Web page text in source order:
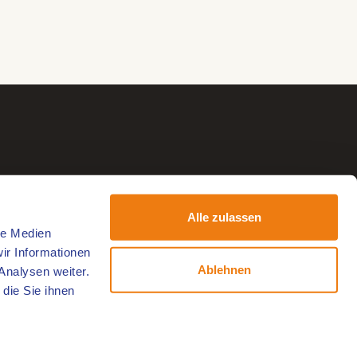
Medien
Informationen
weiter.
Sie ihnen
Alle zulassen
Ablehnen